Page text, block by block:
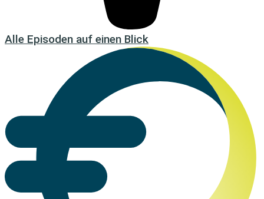
Alle Episoden auf einen Blick